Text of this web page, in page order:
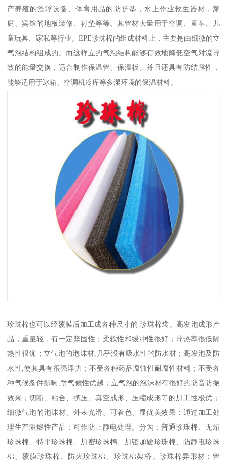
产养殖的漂浮设备、体育用品的防护垫，水上作业救生器材，家
庭、宾馆的地板装修、衬垫等等。其管材大量用于空调、童车、儿
童玩具、家私等行业。EPE珍珠棉的组成材料上，主要是由细微的立
气泡结构组成的。而这样立的气泡结构能够有效地降低空气对流导
致的能量交换，适合制作保温管、保温板。并且还具有防结露性，
能够适用于冰箱、空调机冷库等多湿环境的保温材料。
珍珠棉也可以经覆膜后加工成各种尺寸的 珍珠棉袋。高发泡成形产
品，重量轻，有一定坚固性；柔软性和缓冲性很好；导热率很低隔
热性很优；立气泡的泡沫材,几乎没有吸水性的防水材；高发泡及防
水性,使其具有很强浮力；不受各种药品腐蚀性耐腐性材料；不受各
种气候条件影响,耐气候性优越；立气泡的泡沫材有很好的防音防振
效果；切断、粘合、挤压、真空成形、压缩成形等的加工性极优；
细微气泡的泡沫材、外表光滑、可着色、显优美效果；通过加工处
理生产阻燃性产品；可作防止静电处理。分为：普通珍珠棉、无蜡
珍珠棉、特平珍珠棉、加密珍珠棉、加密加硬珍珠棉、防静电珍珠
棉、覆膜珍珠棉、防火珍珠棉、珍珠棉架桥。珍珠棉异形材：管